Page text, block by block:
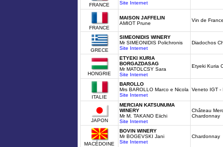
FRANCE
Site Internet
FRANCE
MAISON JAFFELIN
AMIOT Prune
Vin de
GRECE
SIMEONIDIS WINERY
Mr SIMEONIDIS Polichronis
Site Internet
Diadochos
HONGRIE
ETYEKI KURIA
BORGAZDASAG
Mr MATOLCSY Sara
Site Internet
Etyeki Kuria
ITALIE
BAROLLO
Mrs BAROLLO Marco e Nicola
Site Internet
Veneto IGT -
JAPON
MERCIAN KATSUNUMA
WINERY
Mr M. TAKANO Eiichi
Site Internet
Château
Chardonnay
MACÉDOINE
BOVIN WINERY
Mr BOGEVSKI Jani
Site Internet
Chardonnay